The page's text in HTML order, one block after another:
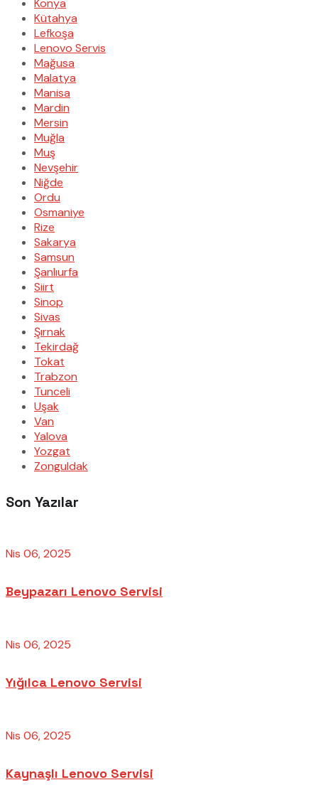
Kütahya
Lefkoşa
Lenovo Servis
Mağusa
Malatya
Manisa
Mardin
Mersin
Muğla
Muş
Nevşehir
Niğde
Ordu
Osmaniye
Rize
Sakarya
Samsun
Şanlıurfa
Siirt
Sinop
Sivas
Şırnak
Tekirdağ
Tokat
Trabzon
Tunceli
Uşak
Van
Yalova
Yozgat
Zonguldak
Son Yazılar
Nis 06, 2025
Beypazarı Lenovo Servisi
Nis 06, 2025
Yığılca Lenovo Servisi
Nis 06, 2025
Kaynaşlı Lenovo Servisi